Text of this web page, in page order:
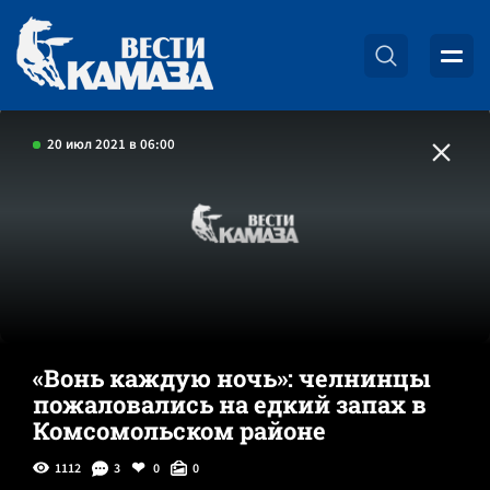
20 июл 2021 в 06:00
«Вонь каждую ночь»: челнинцы
пожаловались на едкий запах в
Комсомольском районе
1112 3 0 0